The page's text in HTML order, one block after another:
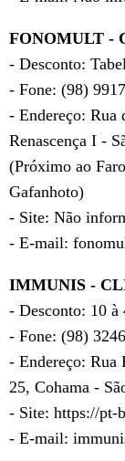
FONOMULT -
- Desconto:
- Fone: (98)
- Endereço: Rua
Renascença I -
(Próximo ao
Gafanhoto)
- Site: Não
- E-mail:
IMMUNIS -
- Desconto: 10 à
- Fone: (98)
- Endereço: Rua
25, Cohama -
- Site: https://pt-
- E-mail: